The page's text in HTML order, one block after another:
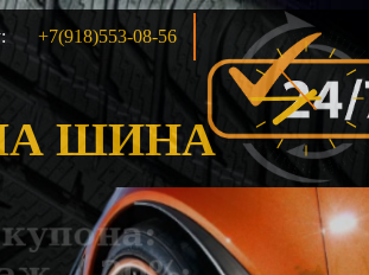
+7(918)553-08-56
ШИНА